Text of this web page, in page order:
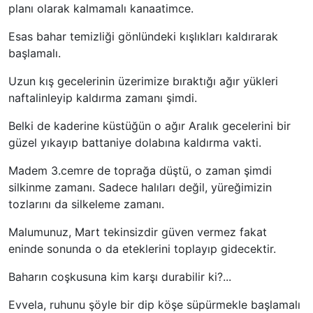
planı olarak kalmamalı kanaatimce.
Esas bahar temizliği gönlündeki kışlıkları kaldırarak
başlamalı.
Uzun kış gecelerinin üzerimize bıraktığı ağır yükleri
naftalinleyip kaldırma zamanı şimdi.
Belki de kaderine küstüğün o ağır Aralık gecelerini bir
güzel yıkayıp battaniye dolabına kaldırma vakti.
Madem 3.cemre de toprağa düştü, o zaman şimdi
silkinme zamanı. Sadece halıları değil, yüreğimizin
tozlarını da silkeleme zamanı.
Malumunuz, Mart tekinsizdir güven vermez fakat
eninde sonunda o da eteklerini toplayıp gidecektir.
Baharın coşkusuna kim karşı durabilir ki?...
Evvela, ruhunu şöyle bir dip köşe süpürmekle başlamalı